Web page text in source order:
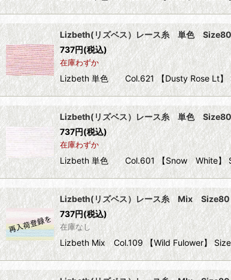
Lizbeth(リズベス）レース糸 単色
737円(税込)
在庫わずか
Lizbeth 単色 Col.621 【Dusty Rose Lt
Lizbeth(リズベス）レース糸 単色
737円(税込)
在庫わずか
Lizbeth 単色 Col.601 【Snow White】
Lizbeth(リズベス）レース糸 Mix Size80
737円(税込)
在庫なし
Lizbeth Mix Col.109 【Wild Fulower】